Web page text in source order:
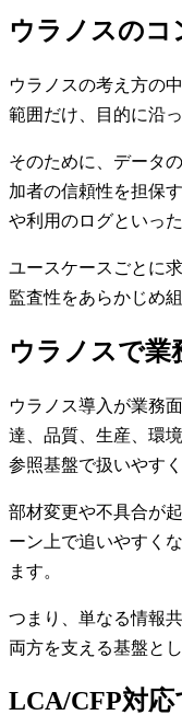
ウラノスのコ
ウラノスの考え方の
範囲だけ、目的に沿
そのために、データ
加者の信頼性を担保
や利用のログといっ
ユースケースごとに
監査性をあらかじめ
ウラノスで業
ウラノス導入が業務
達、品質、生産、環
参照基盤で扱いやす
部材変更や不具合が
ーン上で追いやすく
ます。
つまり、単なる情報
両方を支える基盤と
LCA/CFP対